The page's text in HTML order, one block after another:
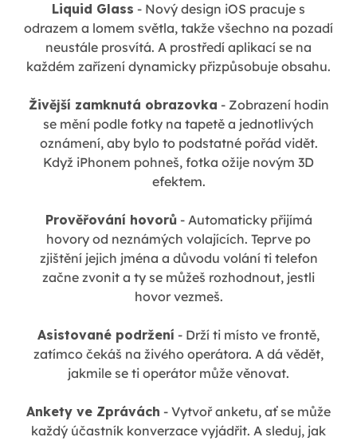
Liquid Glass - Nový design iOS pracuje s
odrazem a lomem světla, takže všechno na pozadí
neustále prosvítá. A prostředí aplikací se na
každém zařízení dynamicky přizpůsobuje obsahu.
Živější zamknutá obrazovka - Zobrazení hodin
se mění podle fotky na tapetě a jednotlivých
oznámení, aby bylo to podstatné pořád vidět.
Když iPhonem pohneš, fotka ožije novým 3D
efektem.
Prověřování hovorů - Automaticky přijímá
hovory od neznámých volajících. Teprve po
zjištění jejich jména a důvodu volání ti telefon
začne zvonit a ty se můžeš rozhodnout, jestli
hovor vezmeš.
Asistované podržení - Drží ti místo ve frontě,
zatímco čekáš na živého operátora. A dá vědět,
jakmile se ti operátor může věnovat.
Ankety ve Zprávách - Vytvoř anketu, ať se může
každý účastník konverzace vyjádřit. A sleduj, jak